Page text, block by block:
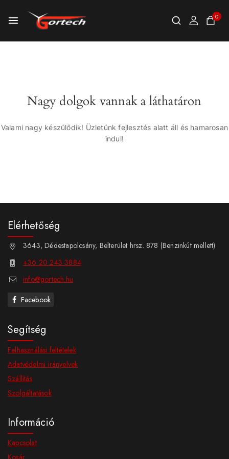
0
Nagy dolgok vannak a láthatáron
Valami nagy készülődik! Üzletünk fejlesztés alatt áll és hamarosan
indul!
Elérhetőség
3643, Dédestapolcsány, Belterület hrsz. 878 (Benzinkút mellett)
+36 20 243 3884
info@gortech.hu
Facebook
Segítség
Felhasználási feltételek
Adatvédelmi irányelvek
Szállítás
Szolgáltatások
Információ
Kapcsolat